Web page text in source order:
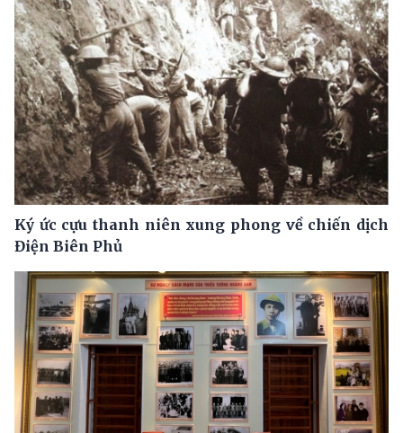
Ký ức cựu thanh niên xung phong về chiến dịch
Điện Biên Phủ